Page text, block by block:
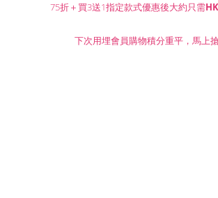
75折＋買3送1指定款式優惠後大約只需
下次用埋會員購物積分重平，馬上